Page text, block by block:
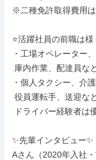
※二種免許取得費用は
⭐活躍社員の前職は様
・工場オペレーター
・個人タクシー、介
✨先輩インタビュー✨
Aさん（2020年入社・